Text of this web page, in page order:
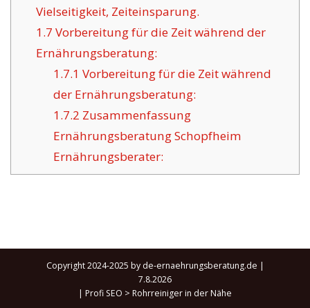
Vielseitigkeit, Zeiteinsparung.
1.7 Vorbereitung für die Zeit während der
Ernährungsberatung:
1.7.1 Vorbereitung für die Zeit während
der Ernährungsberatung:
1.7.2 Zusammenfassung
Ernährungsberatung Schopfheim
Ernährungsberater:
Copyright 2024-2025 by de-ernaehrungsberatung.de |
7.8.2026
| Profi SEO > Rohrreiniger in der Nähe